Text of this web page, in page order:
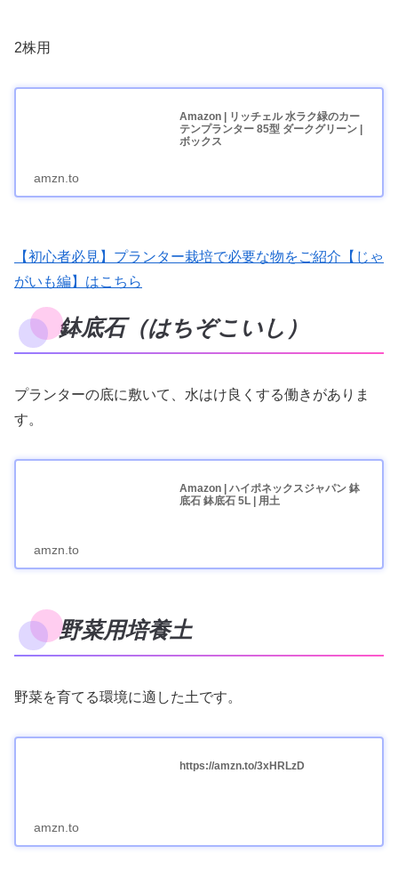
2株用
Amazon | リッチェル 水ラク緑のカー
テンプランター 85型 ダークグリーン |
ボックス
amzn.to
【初心者必見】プランター栽培で必要な物をご紹介【じゃ
がいも編】はこちら
鉢底石（はちぞこいし）
プランターの底に敷いて、水はけ良くする働きがありま
す。
Amazon | ハイポネックスジャパン 鉢
底石 鉢底石 5L | 用土
amzn.to
野菜用培養土
野菜を育てる環境に適した土です。
https://amzn.to/3xHRLzD
amzn.to